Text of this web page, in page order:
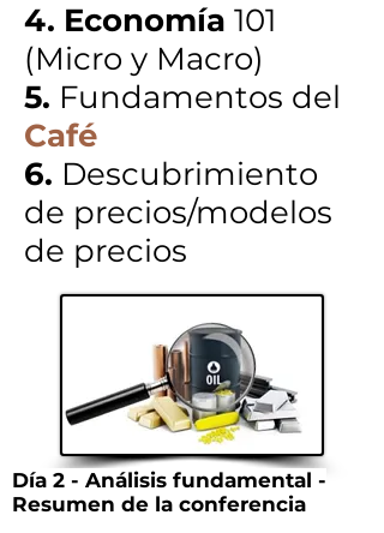
4. Economía 101
(Micro y Macro)
5. Fundamentos del
Café
6. Descubrimiento
de precios/modelos
de precios
Día 2 - Análisis fundamental -
Resumen de la conferencia